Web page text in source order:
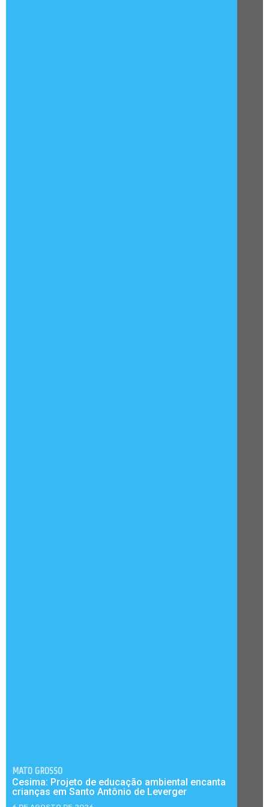
MATO GROSSO
Cesima: Projeto de educação ambiental encanta
crianças em Santo Antônio de Leverger